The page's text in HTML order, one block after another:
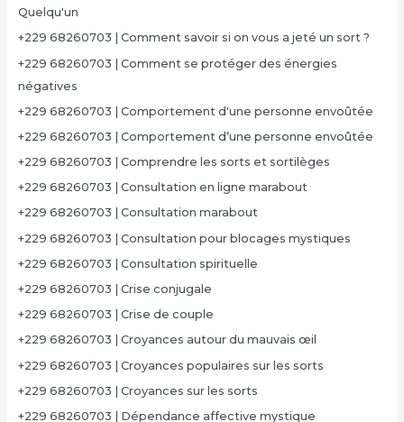
Quelqu'un
+229 68260703 | Comment savoir si on vous a jeté un sort ?
+229 68260703 | Comment se protéger des énergies
négatives
+229 68260703 | Comportement d'une personne envoûtée
+229 68260703 | Comportement d’une personne envoûtée
+229 68260703 | Comprendre les sorts et sortilèges
+229 68260703 | Consultation en ligne marabout
+229 68260703 | Consultation marabout
+229 68260703 | Consultation pour blocages mystiques
+229 68260703 | Consultation spirituelle
+229 68260703 | Crise conjugale
+229 68260703 | Crise de couple
+229 68260703 | Croyances autour du mauvais œil
+229 68260703 | Croyances populaires sur les sorts
+229 68260703 | Croyances sur les sorts
+229 68260703 | Dépendance affective mystique